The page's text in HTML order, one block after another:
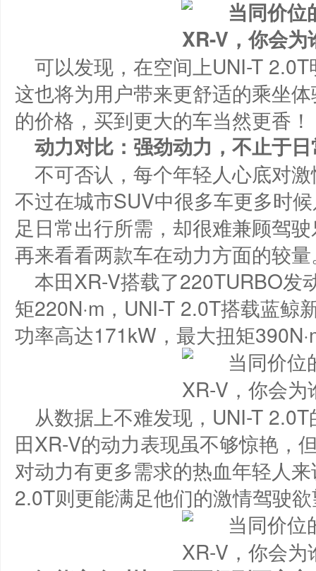
可以发现，在空间上UNI-T
这也将为用户带来更舒适的乘坐
的价格，买到更大的车当然更香！
动力对比：强劲动力，不止于
不可否认，每个年轻人心底对
不过在城市SUV中很多车更多时
足日常出行所需，却很难兼顾驾
再来看看两款车在动力方面的较
本田XR-V搭载了220TURBO发
矩220N·m，UNI-T 2.0T搭载蓝鲸
功率高达171kW，最大扭矩
从数据上不难发现，UNI-T
田XR-V的动力表现虽不够惊艳，
对动力有更多需求的热血年轻人
2.0T则更能满足他们的激情驾驶